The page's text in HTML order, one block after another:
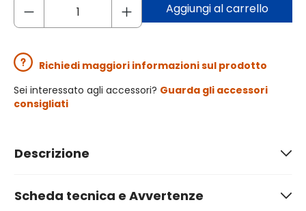
Aggiungi al carrello
Richiedi maggiori informazioni sul prodotto
Sei interessato agli accessori? Guarda gli accessori
consigliati
Descrizione
Scheda tecnica e Avvertenze